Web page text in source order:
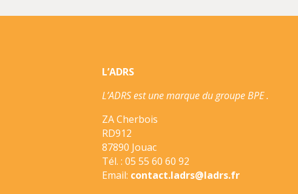
L’ADRS
L’ADRS est une marque du groupe BPE .
ZA Cherbois
RD912
87890 Jouac
Tél. : 05 55 60 60 92
Email: contact.ladrs@ladrs.fr